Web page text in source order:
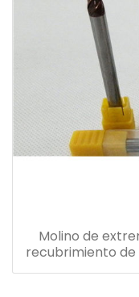
Molino de
recubrimiento de